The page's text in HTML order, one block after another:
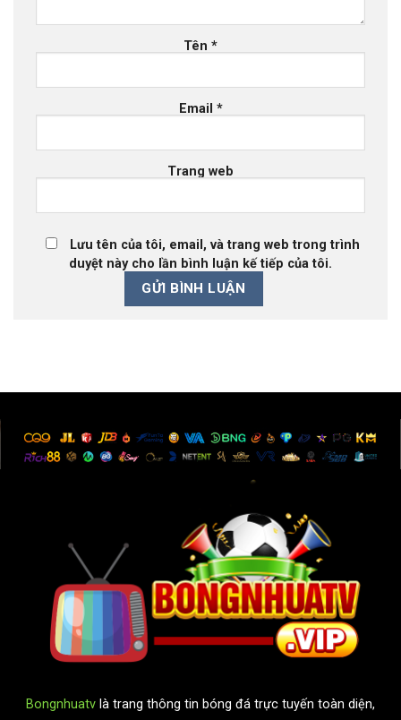
Tên *
Email *
Trang web
Lưu tên của tôi, email, và trang web trong trình
duyệt này cho lần bình luận kế tiếp của tôi.
Bongnhuatv là trang thông tin bóng đá trực tuyến toàn diện,